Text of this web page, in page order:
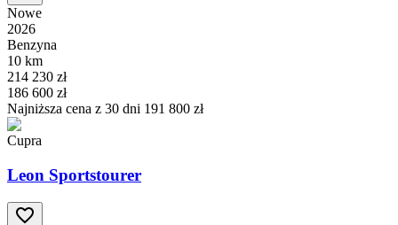
Nowe
2026
Benzyna
10 km
214 230 zł
186 600 zł
Najniższa cena z 30 dni 191 800 zł
Cupra
Leon Sportstourer